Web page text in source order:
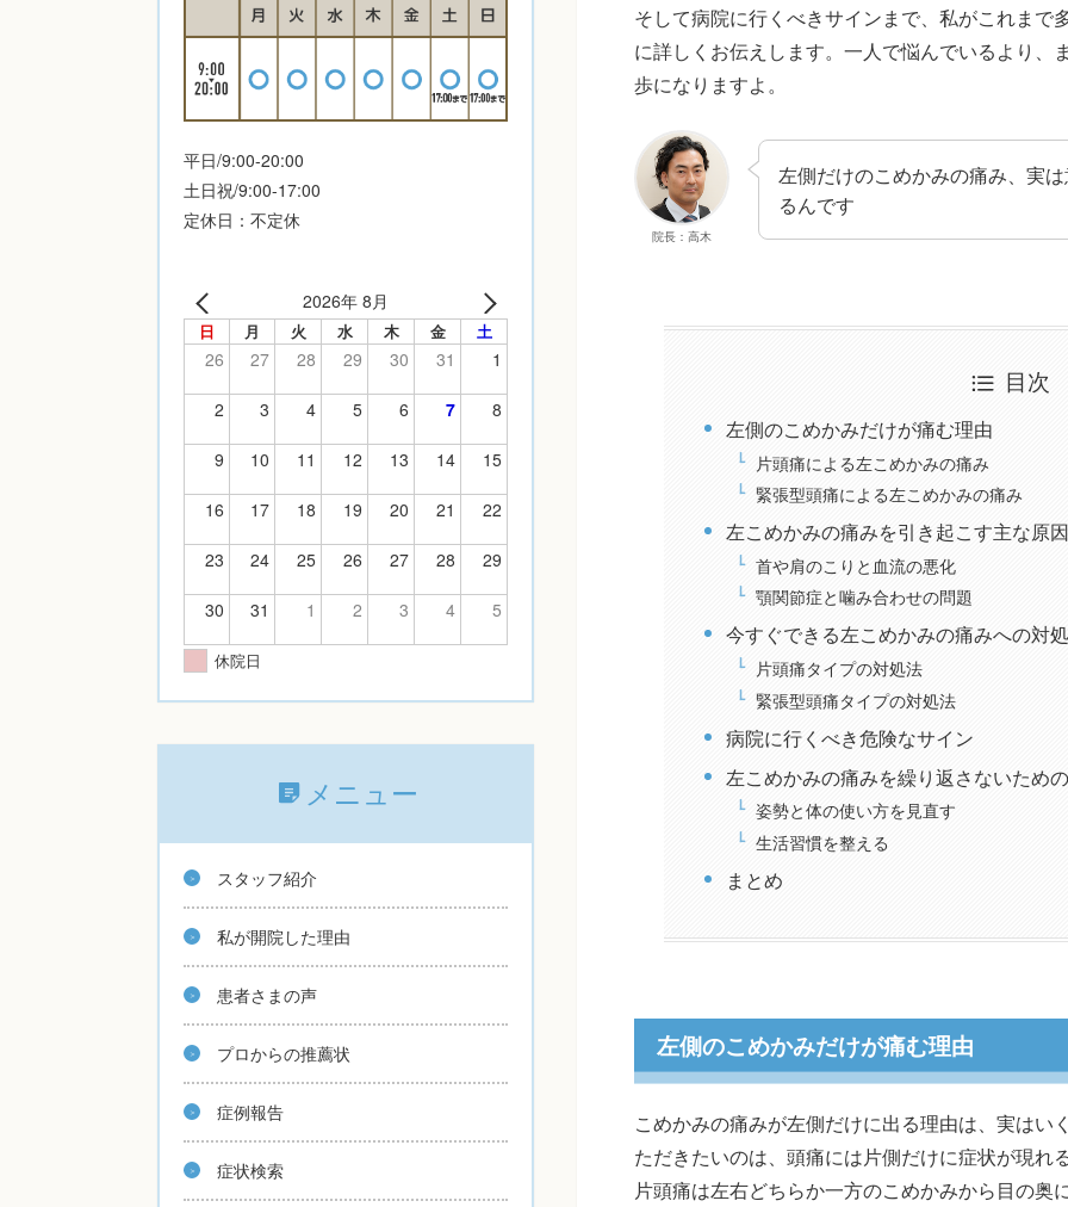
そして病院に行くべきサインまで、私がこれまで
に詳しくお伝えします。一人で悩んでいるより、
歩になりますよ。
院長：高木
左側だけのこめかみの痛み、実
るんです
目次
左側のこめかみだけが痛む理由
片頭痛による左こめかみの痛み
緊張型頭痛による左こめかみの痛み
左こめかみの痛みを引き起こす主な原
首や肩のこりと血流の悪化
顎関節症と噛み合わせの問題
今すぐできる左こめかみの痛みへの対
片頭痛タイプの対処法
緊張型頭痛タイプの対処法
病院に行くべき危険なサイン
左こめかみの痛みを繰り返さないため
姿勢と体の使い方を見直す
生活習慣を整える
まとめ
左側のこめかみだけが痛む理由
こめかみの痛みが左側だけに出る理由は、実はい
ただきたいのは、頭痛には片側だけに症状が現れ
片頭痛は左右どちらか一方のこめかみから目の奥
平日/9:00-20:00
土日祝/9:00-17:00
定休日：不定休
2026年 8月
日 月 火 水 木 金 土
26 27 28 29 30 31 1
2 3 4 5 6 7 8
9 10 11 12 13 14 15
16 17 18 19 20 21 22
23 24 25 26 27 28 29
30 31 1 2 3 4 5
休院日
メニュー
スタッフ紹介
私が開院した理由
患者さまの声
プロからの推薦状
症例報告
症状検索